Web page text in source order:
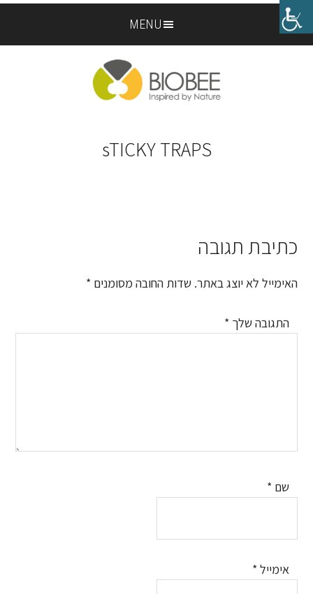
Skip
to
Skip
to
MENU
sTICKY TRAPS
Reader
Interactions
כתיבת תגובה
האימייל לא יוצג באתר. שדות החובה מסומנים *
התגובה שלך *
שם *
אימייל *